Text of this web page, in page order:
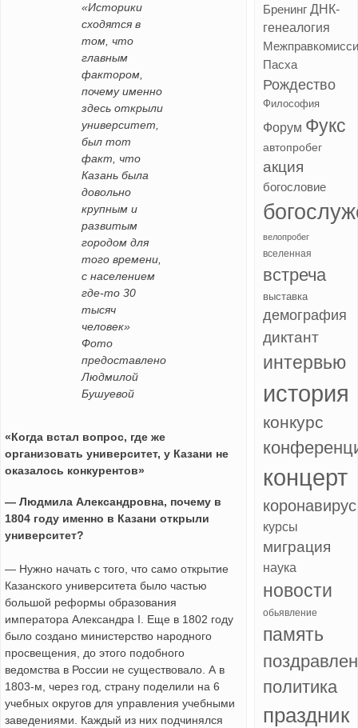
«Историки
сходятся в
том, что
главным
фактором,
почему именно
здесь открыли
университет,
был тот
факт, что
Казань была
довольно
крупным и
развитым
городом для
того времени,
с населением
где-то 30
тысяч
человек»
Фото
предоставлено
Людмилой
Бушуевой
«Когда встал вопрос, где же
организовать университет, у Казани не
оказалось конкурентов»
— Людмила Александровна, почему в
1804 году именно в Казани открыли
университет?
— Нужно начать с того, что само открытие
Казанского университета было частью
большой реформы образования
императора Александра I. Еще в 1802 году
было создано министерство народного
просвещения, до этого подобного
ведомства в России не существовало. А в
1803-м, через год, страну поделили на 6
учебных округов для управления учебными
заведениями. Каждый из них подчинялся
Бренинг ДНК-
генеалогия
Пасха
Рождество
Философия
Форум Фукс
автопробег
акция
богословие
велопробег
вселенная
встреча
выставка
демография
диктант
интервью
история
конкурс
концерт
коронавирус
курсы
миграция
наука
новости
обьявление
память
политика
праздник